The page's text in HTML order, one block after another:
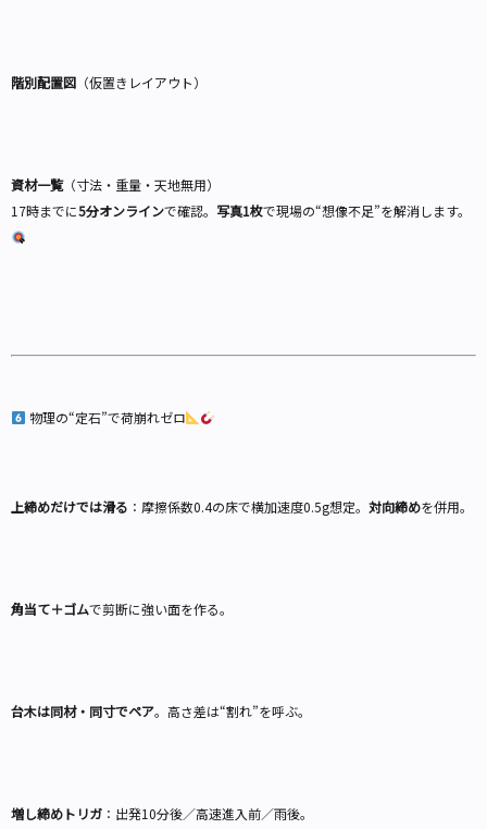
階別配置図 （仮置きレイアウト）
資材一覧（寸法・重量・天地無用）
17時までに5分オンラインで確認。 写真1枚で現場の“想像不足”を解消します。
物理の“定石”で荷崩れゼロ
上締めだけでは滑る ：摩擦係数0.4の床で横加速度0.5g想定。 対向締めを併用。
角当て＋ゴムで剪断に強い面を作る。
台木は同材・同寸でペア。高さ差は“割れ”を呼ぶ。
増し締めトリガ ：出発10分後／高速進入前／雨後。